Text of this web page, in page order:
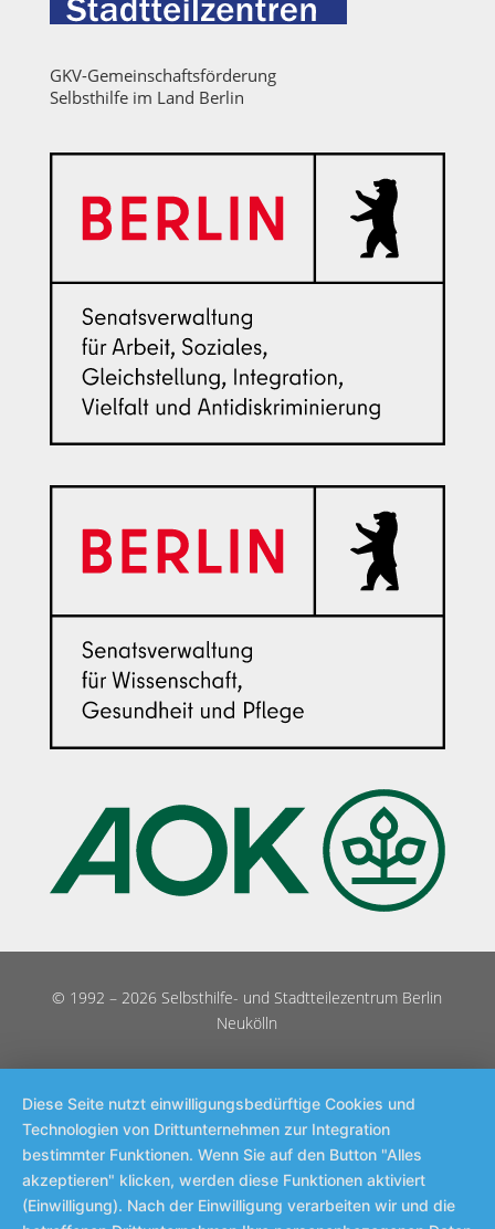
GKV-Gemeinschaftsförderung
Selbsthilfe im Land Berlin
© 1992 – 2026 Selbsthilfe- und Stadtteilezentrum Berlin
Neukölln
Diese Seite nutzt einwilligungsbedürftige Cookies und
Technologien von Drittunternehmen zur Integration
bestimmter Funktionen. Wenn Sie auf den Button "Alles
akzeptieren" klicken, werden diese Funktionen aktiviert
(Einwilligung). Nach der Einwilligung verarbeiten wir und die